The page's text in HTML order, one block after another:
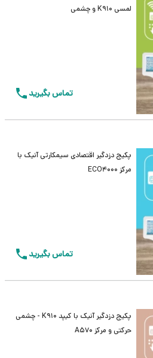
لمسی K910 و چشمی
تماس بگیرید
پکیج دزدگیر اقتصادی سیمکارتی آنیک با
مرکز ECO4000
تماس بگیرید
پکیج دزدگیر آنیک با کیپد K910 - چشمی
حرکتی و مرکز A570